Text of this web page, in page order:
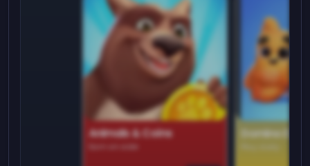
Animals & Coins
Earn on side
Domino